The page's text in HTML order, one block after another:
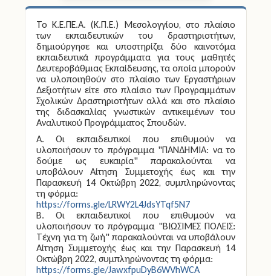
Το Κ.Ε.ΠΕ.Α. (Κ.Π.Ε.) Μεσολογγίου, στο πλαίσιο
των εκπαιδευτικών του δραστηριοτήτων,
δημιούργησε και υποστηρίζει δύο καινοτόμα
εκπαιδευτικά προγράμματα για τους μαθητές
Δευτεροβάθμιας Εκπαίδευσης, τα οποία μπορούν
να υλοποιηθούν στο πλαίσιο των Εργαστήριων
Δεξιοτήτων είτε στο πλαίσιο των Προγραμμάτων
Σχολικών Δραστηριοτήτων αλλά και στο πλαίσιο
της διδασκαλίας γνωστικών αντικειμένων του
Αναλυτικού Προγράμματος Σπουδών.
A. Οι εκπαιδευτικοί που επιθυμούν να
υλοποιήσουν το πρόγραμμα "ΠΑΝΔΗΜΙΑ: να το
δούμε ως ευκαιρία" παρακαλούνται να
υποβάλουν Αίτηση Συμμετοχής έως και την
Παρασκευή 14 Οκτώβρη 2022, συμπληρώνοντας
τη φόρμα:
https://forms.gle/LRWY2L4JdsYTqf5N7
B. Οι εκπαιδευτικοί που επιθυμούν να
υλοποιήσουν το πρόγραμμα "ΒΙΩΣΙΜΕΣ ΠΟΛΕΙΣ:
Τέχνη για τη ζωή" παρακαλούνται να υποβάλουν
Αίτηση Συμμετοχής έως και την Παρασκευή 14
Οκτώβρη 2022, συμπληρώνοντας τη φόρμα:
https://forms.gle/JawxfpuDyB6WVhWCA